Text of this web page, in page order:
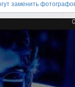
заменить